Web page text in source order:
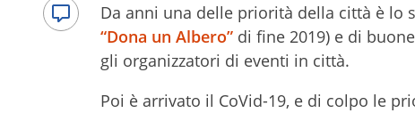
Da anni una delle priorità della città è lo
“Dona un Albero” di fine 2019) e di
gli organizzatori di eventi in città.
Poi è arrivato il CoVid-19, e di colpo le